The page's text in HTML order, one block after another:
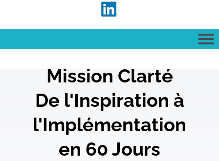
Mission Clarté
De l'Inspiration à
l'Implémentation
en 60 Jours